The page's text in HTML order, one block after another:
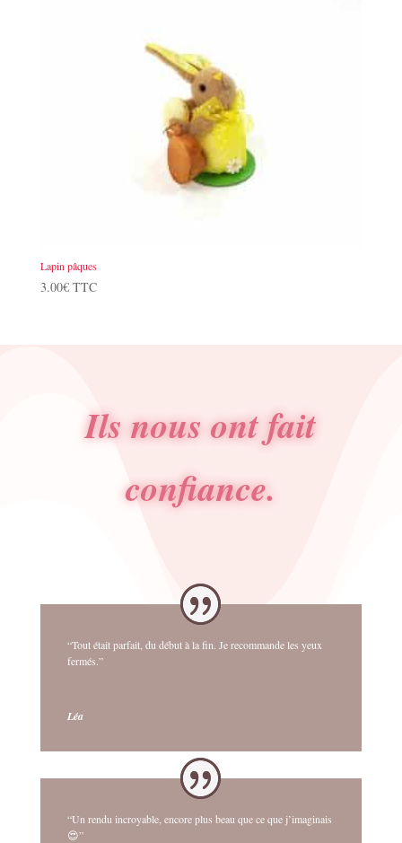
Lapin pâques
3.00€ TTC
Ils nous ont fait
confiance.
“Tout était parfait, du début à la fin. Je recommande les yeux
fermés.”
Léa
“Un rendu incroyable, encore plus beau que ce que j’imaginais
😍”